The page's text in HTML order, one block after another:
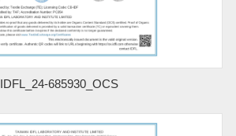
IDFL_24-685930_OCS